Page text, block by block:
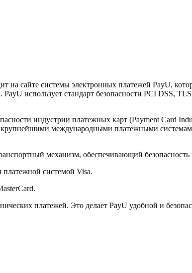
на сайте системы электронных платежей PayU,
использует стандарт безопасности PCI DSS,
индустрии платежных карт (Payment Card
международными платежными
механизм, обеспечивающий безопасность
системой Visa.
платежей. Это делает PayU удобной и